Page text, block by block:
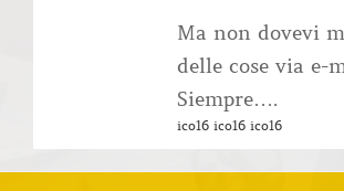
Ma non dovevi
delle cose via e-
Siempre….
ico16 ico16 ico16